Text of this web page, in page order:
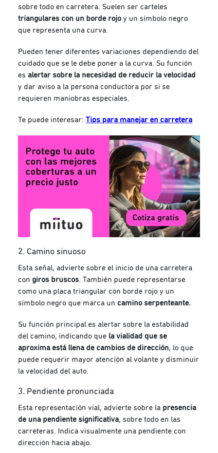
sobre todo en carretera. Suelen ser carteles
triangulares con un borde rojo y un símbolo negro
que representa una curva.
Pueden tener diferentes variaciones dependiendo del
cuidado que se le debe poner a la curva. Su función
es alertar sobre la necesidad de reducir la velocidad
y dar aviso a la persona conductora por si se
requieren maniobras especiales.
Te puede interesar:Tips para manejar en carretera
2. Camino sinuoso
Esta señal, advierte sobre el inicio de una carretera
con giros bruscos. También puede representarse
como una placa triangular con borde rojo y un
símbolo negro que marca uncamino serpenteante.
Su función principal es alertar sobre la estabilidad
del camino, indicando que la vialidad que se
aproxima está llena de cambios de dirección, lo que
puede requerir mayor atención al volante y disminuir
la velocidad del auto.
3. Pendiente pronunciada
Esta representación vial, advierte sobre la presencia
de una pendiente significativa, sobre todo en las
carreteras. Indica visualmente una pendiente con
dirección hacia abajo.